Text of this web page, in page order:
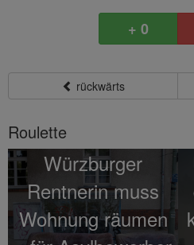
+ 0
rückwärts
Roulette
Würzburger
Rentnerin muss
Wohnung räumen